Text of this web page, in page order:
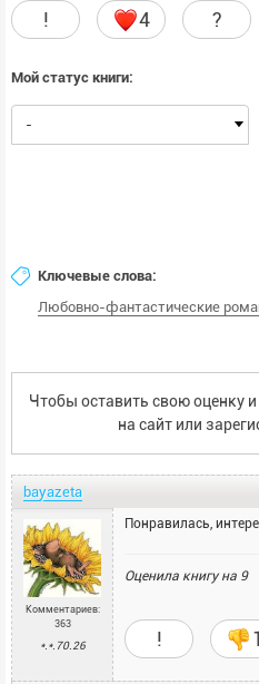
! 4 ?
Мой статус книги:
-
Ключевые слова:
Любовно-фантастические
Чтобы оставить свою оценку
на сайт или
bayazeta
Комментариев:
363
*.*.70.26
Понравилась,
Оценила книгу на 9
! 1